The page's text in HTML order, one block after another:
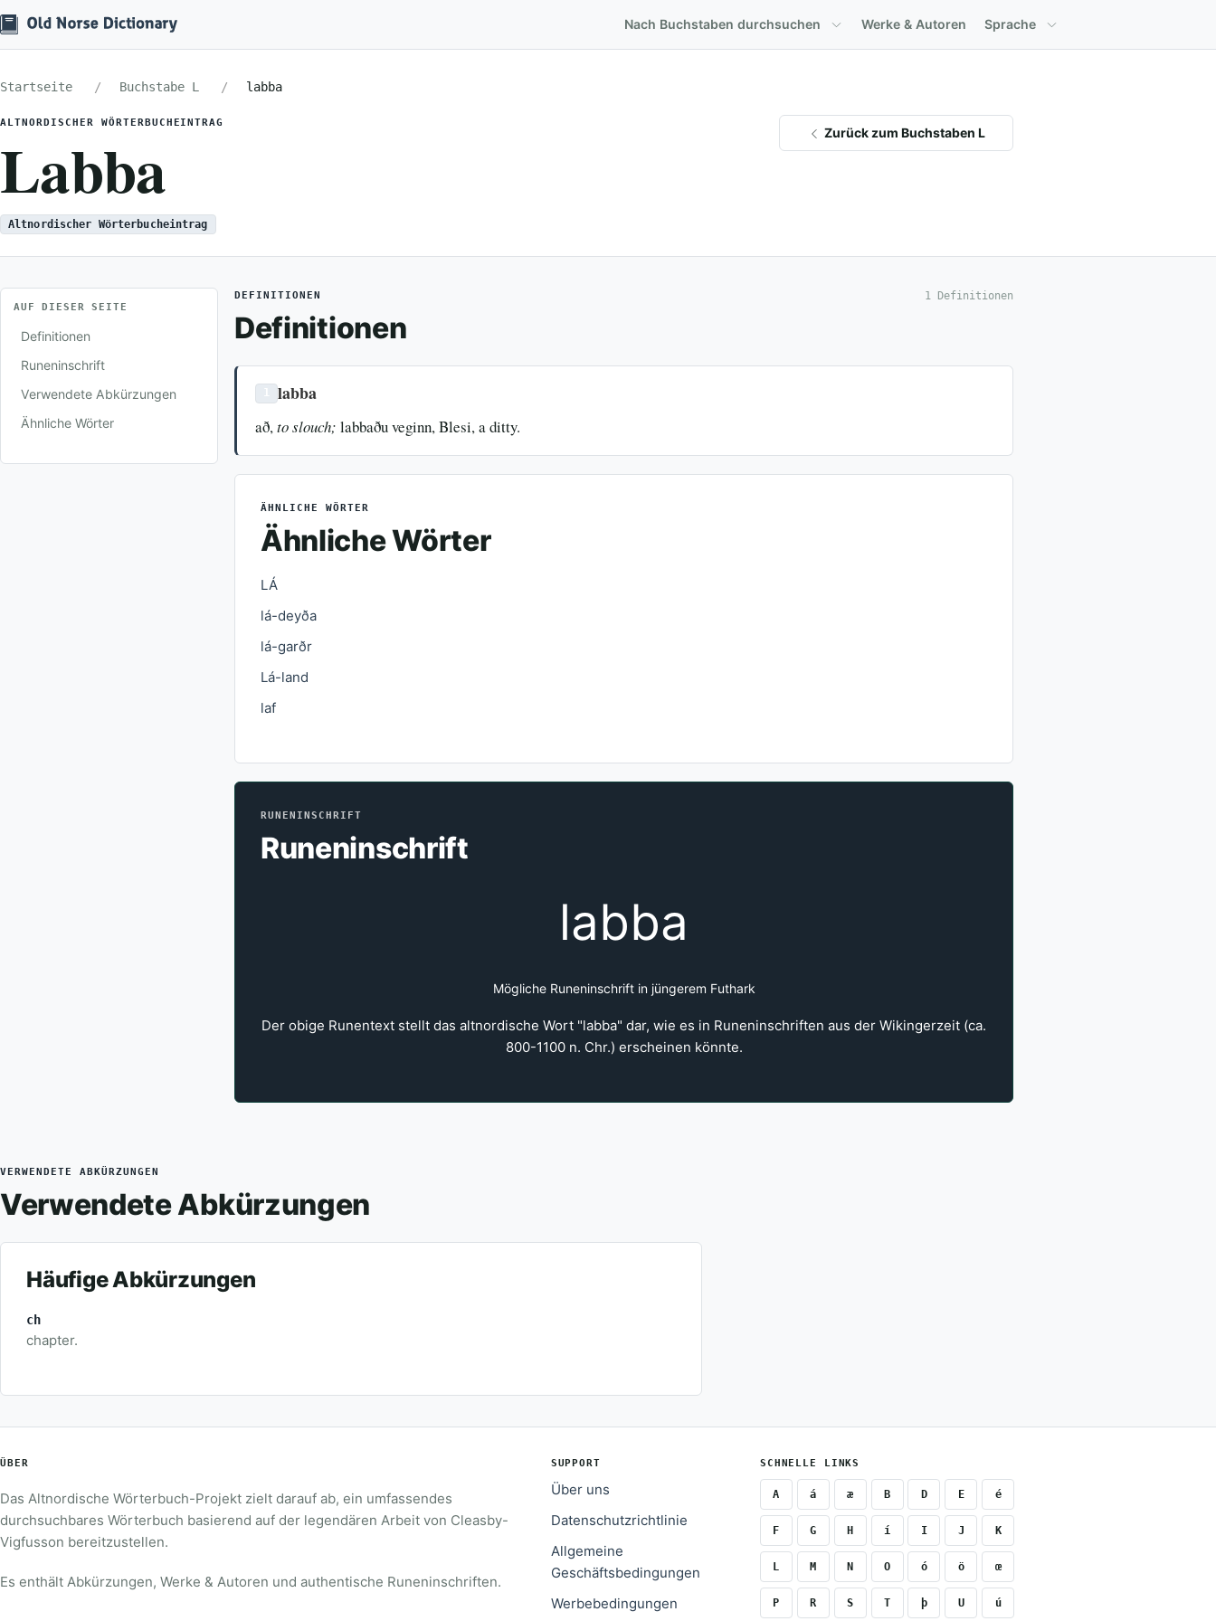
Nach Buchstaben durchsuchen Werke & Autoren Sprache
Startseite Buchstabe L labba
ALTNORDISCHER WÖRTERBUCHEINTRAG
Labba
Altnordischer Wörterbucheintrag
Zurück zum Buchstaben L
AUF DIESER SEITE
Definitionen
Runeninschrift
Verwendete Abkürzungen
Ähnliche Wörter
DEFINITIONEN
Definitionen
1 Definitionen
labba
að,to slouch; labbaðu veginn, Blesi, a ditty.
ÄHNLICHE WÖRTER
Ähnliche Wörter
LÁ
lá-deyða
lá-garðr
Lá-land
laf
RUNENINSCHRIFT
Runeninschrift
labba
Mögliche Runeninschrift in jüngerem Futhark
Der obige Runentext stellt das altnordische Wort "labba" dar, wie es in Runeninschriften aus der Wikingerzeit (ca.
800-1100 n. Chr.) erscheinen könnte.
VERWENDETE ABKÜRZUNGEN
Verwendete Abkürzungen
Häufige Abkürzungen
ch
chapter.
ÜBER
Das Altnordische Wörterbuch-Projekt zielt darauf ab, ein umfassendes
durchsuchbares Wörterbuch basierend auf der legendären Arbeit von Cleasby-
Vigfusson bereitzustellen.
Es enthält Abkürzungen, Werke & Autoren und authentische Runeninschriften.
SUPPORT
Über uns
Datenschutzrichtlinie
Allgemeine
Geschäftsbedingungen
Werbebedingungen
SCHNELLE LINKS
A á æ B D E é
F G H í I J K
L M N O ó ö œ
P R S T þ U ú